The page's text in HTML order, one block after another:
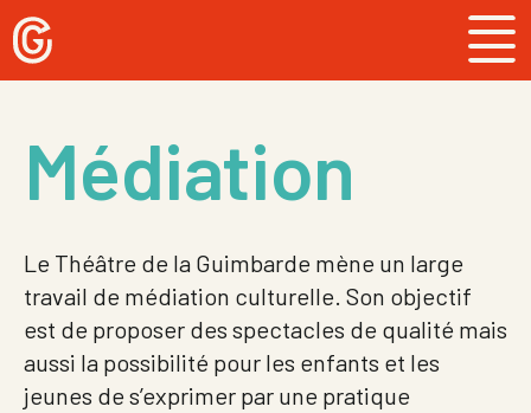
Skip
to
content
Médiation
Le Théâtre de la Guimbarde mène un large
travail de médiation culturelle. Son objectif
est de proposer des spectacles de qualité mais
aussi la possibilité pour les enfants et les
jeunes de s’exprimer par une pratique